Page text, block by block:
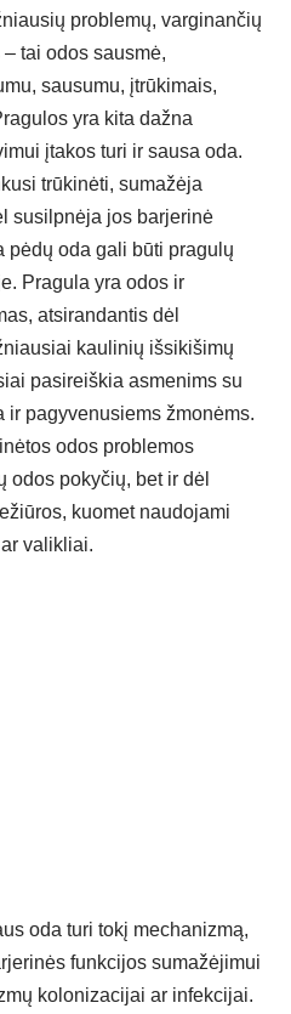
problemų, varginančių
tai odos sausmė,
sausumu, įtrūkimais,
yra kita dažna
įtakos turi ir sausa oda.
trūkinėti, sumažėja
susilpnėja jos barjerinė
pėdų oda gali būti pragulų
Pragula yra odos ir
atsirandantis dėl
kaulinių išsikišimų
pasireiškia asmenims su
pagyvenusiems žmonėms.
odos problemos
odos pokyčių, bet ir dėl
kuomet naudojami
valikliai.
oda turi tokį mechanizmą,
funkcijos sumažėjimui
kolonizacijai ar infekcijai.